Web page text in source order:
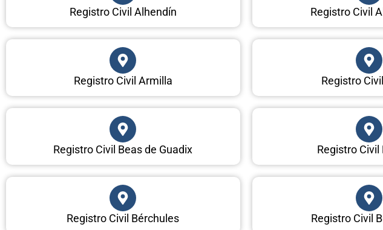
Registro Civil Alhendín Registro Civil
Registro Civil Armilla Registro
Registro Civil Beas de Guadix Registro Civil
Registro Civil Bérchules Registro Civil